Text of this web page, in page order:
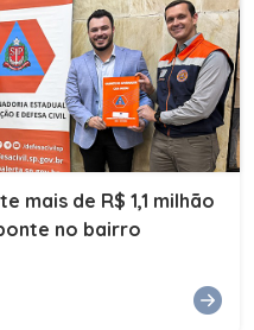
mais de R$ 1,1 milhão
no bairro